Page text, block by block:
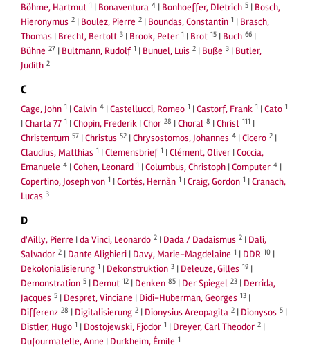
Böhme, Hartmut 1 | Bonaventura 4 | Bonhoeffer, DIetrich 5 | Bosch,
Hieronymus 2 | Boulez, Pierre 2 | Boundas, Constantin 1 | Brasch,
Thomas | Brecht, Bertolt 3 | Brook, Peter 1 | Brot 15 | Buch 66 |
Bühne 27 | Bultmann, Rudolf 1 | Bunuel, Luis 2 | Buße 3 | Butler,
Judith 2
C
Cage, John 1 |Calvin 4 |Castellucci, Romeo 1 |Castorf, Frank 1 |Cato 1
|Charta 77 1 |Chopin, Frederik |Chor 28 |Choral 8 |Christ 111 |
Christentum 57 |Christus 52 |Chrysostomos, Johannes 4 |Cicero 2 |
Claudius, Matthias 1 |Clemensbrief 1 |Clément, Oliver |Coccia,
Emanuele 4 |Cohen, Leonard 1 |Columbus, Christoph |Computer 4 |
Copertino, Joseph von 1 |Cortés, Hernàn 1 |Craig, Gordon 1 |Cranach,
Lucas 3
D
d'Ailly, Pierre |da Vinci, Leonardo 2 | Dada / Dadaismus 2 | Dali,
Salvador 2 | Dante Alighieri | Davy, Marie-Magdelaine 1 | DDR 10 |
Dekolonialisierung 1 | Dekonstruktion 3 | Deleuze, Gilles 19 |
Demonstration 5 | Demut 12 | Denken 85 | Der Spiegel 23 | Derrida,
Jacques 5 | Despret, Vinciane | Didi-Huberman, Georges 13 |
Differenz 28 | Digitalisierung 2 | Dionysius Areopagita 2 | Dionysos 5 |
Distler, Hugo 1 | Dostojewski, Fjodor 1 | Dreyer, Carl Theodor 2 |
Dufourmatelle, Anne | Durkheim, Émile 1